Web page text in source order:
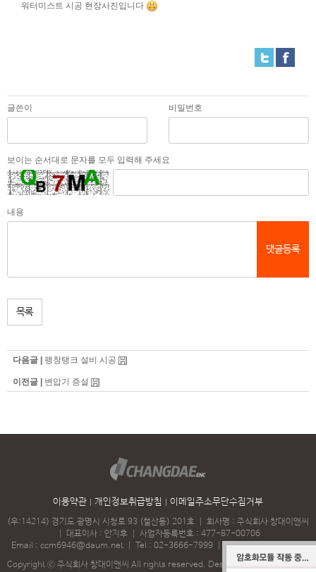
워터미스트 시공 현장사진입니다
글쓴이 비밀번호
보이는 순서대로 문자를 모두 입력해 주세요
내용
댓글등록
목록
다음글 | 팽창탱크 설비 시공
이전글 | 변압기 증설
이용약관 개인정보취급방침 이메일주소무단수집거부
(우:14214) 경기도 광명시 시청로 93 (철산동) 201호
회사명 : 주식회사 창대이앤씨
대표이사 : 안지후｜ 사업자등록번호 : 477-87-00706
Email : ccm6946@daum.net｜ Tel : 02-3666-7999｜
Fax : 02-2060-3743
Copyright ⓒ 주식회사 창대이앤씨 All rights reserved. Designed & Programmed